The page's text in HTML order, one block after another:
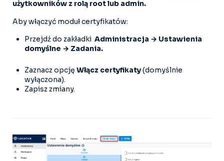
użytkowników z rolą root lub admin.
Aby włączyć moduł certyfikatów:
Przejdź do zakładki Administracja → Ustawienia
domyślne → Zadania.
Zaznacz opcję Włącz certyfikaty(domyślnie
wyłączona).
Zapisz zmiany.